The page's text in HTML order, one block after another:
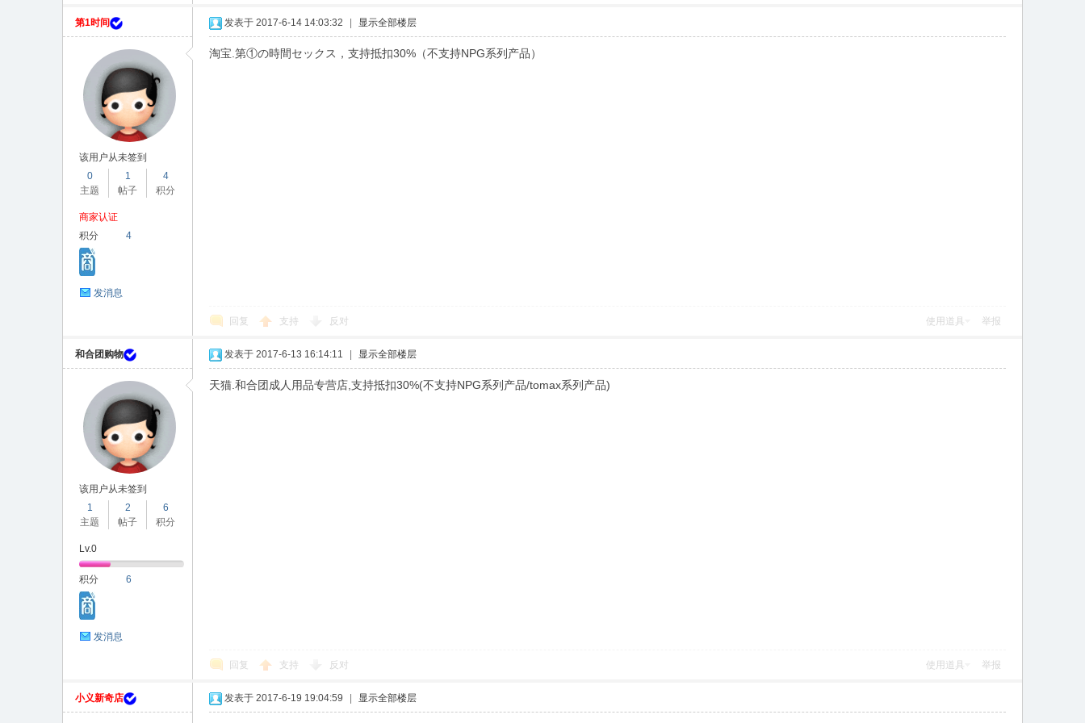
第1时间
该用户从未签到
0
主题
1
帖子
4
积分
商家认证
积分
4
发消息
发表于 2017-6-14 14:03:32 显示全部楼层
淘宝.第①の時間セックス，支持抵扣30%（不支持NPG系列产品）
回复 支持 反对 使用道具 举报
和合团购物
该用户从未签到
1
主题
2
帖子
6
积分
Lv.0
积分 6
发消息
发表于 2017-6-13 16:14:11 显示全部楼层
天猫.和合团成人用品专营店,支持抵扣30%(不支持NPG系列产品/tomax系列产品)
回复 支持 反对 使用道具 举报
小义新奇店 发表于 2017-6-19 19:04:59 显示全部楼层